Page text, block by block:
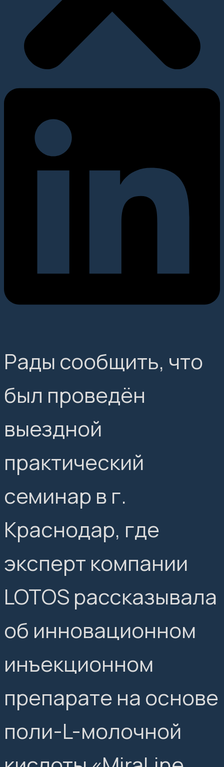
Рады сообщить, что
был проведён
выездной
практический
семинар в г.
Краснодар, где
эксперт компании
LOTOS рассказывала
об инновационном
инъекционном
препарате на основе
поли-L-молочной